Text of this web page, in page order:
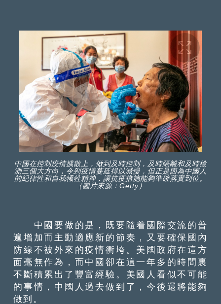
中國在控制疫情擴散上，做到及時控制，及時隔離和及時檢
測三個大方向，令到疫情蔓延得以減慢，但正是因為中國人
的紀律性和自我犧牲精神，讓抗疫措施能夠準確落實到位。
（圖片來源：Getty）
中國要做的是，既要隨着國際交流的普
遍增加而主動適應新的節奏，又要確保國內
防線不被外來的疫情衝垮。美國政府在這方
面毫無作為，而中國卻在這一年多的時間裏
不斷積累出了豐富經驗。美國人看似不可能
的事情，中國人過去做到了，今後還將能夠
做到。